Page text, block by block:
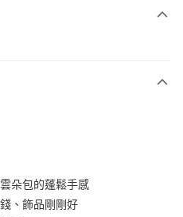
朵包的蓬鬆手感
、飾品剛剛好